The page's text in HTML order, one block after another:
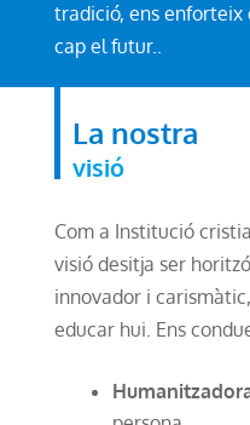
tradició, ens enforteix
cap el futur..
La nostra
visió
Com a Institució
visió desitja ser
innovador i
educar hui. Ens